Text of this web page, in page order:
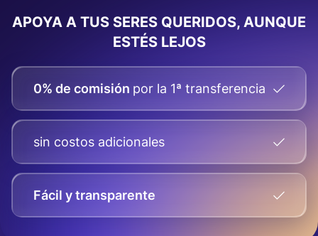
APOYA A TUS SERES QUERIDOS, AUNQUE
ESTÉS LEJOS
0% de comisión por la 1ª transferencia
sin costos adicionales
Fácil y transparente